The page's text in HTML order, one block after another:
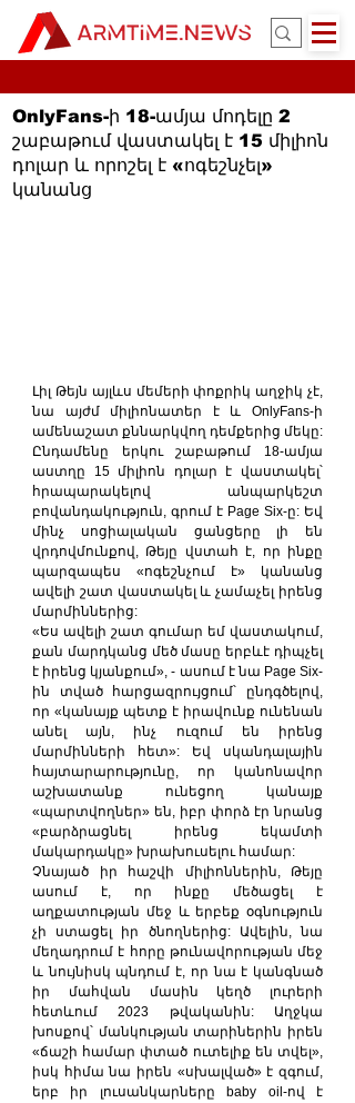
OnlyFans-ի 18-ամյա մոդելը 2
շաբաթում վաստակել է 15 միլիոն
դոլար և որոշել է «ոգեշնչել»
կանանց
Լիլ Թեյն այլևս մեմերի փոքրիկ աղջիկ չէ,
նա այժմ միլիոնատեր է և OnlyFans-ի
ամենաշատ քննարկվող դեմքերից մեկը:
Ընդամենը երկու շաբաթում 18-ամյա
աստղը 15 միլիոն դոլար է վաստակել՝
հրապարակելով անպարկեշտ
բովանդակություն, գրում է Page Six-ը: Եվ
մինչ սոցիալական ցանցերը լի են
վրդովմունքով, Թեյը վստահ է, որ ինքը
պարզապես «ոգեշնչում է» կանանց
ավելի շատ վաստակել և չամաչել իրենց
մարմիններից:
«Ես ավելի շատ գումար եմ վաստակում,
քան մարդկանց մեծ մասը երբևէ դիպչել
է իրենց կյանքում», - ասում է նա Page Six-
ին տված հարցազրույցում՝ ընդգծելով,
որ «կանայք պետք է իրավունք ունենան
անել այն, ինչ ուզում են իրենց
մարմինների հետ»: Եվ սկանդալային
հայտարարությունը, որ կանոնավոր
աշխատանք ունեցող կանայք
«պարտվողներ» են, իբր փորձ էր նրանց
«բարձրացնել իրենց եկամտի
մակարդակը» խրախուսելու համար:
Չնայած իր հաշվի միլիոններին, Թեյը
ասում է, որ ինքը մեծացել է
աղքատության մեջ և երբեք օգնություն
չի ստացել իր ծնողներից: Ավելին, նա
մեղադրում է հորը թունավորության մեջ
և նույնիսկ պնդում է, որ նա է կանգնած
իր մահվան մասին կեղծ լուրերի
հետևում 2023 թվականին: Աղջկա
խոսքով՝ մանկության տարիներին իրեն
«ճաշի համար փտած ուտելիք են տվել»,
իսկ հիմա նա իրեն «սխալված» է զգում,
երբ իր լուսանկարները baby oil-ով է